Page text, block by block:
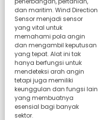
dan maritim. Wind Direction
Sensormenjadi sensor
yang vital untuk
memahami pola angin
dan mengambil keputusan
yang tepat. Alat ini tak
hanya berfungsi untuk
mendeteksi arah angin
tetapi juga memiliki
keunggulan dan fungsi lain
yang membuatnya
esensial bagi banyak
sektor.